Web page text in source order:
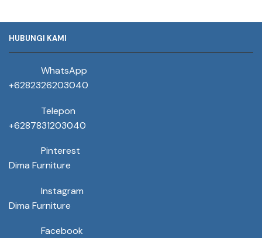
HUBUNGI KAMI
WhatsApp
+6282326203040
Telepon
+6287831203040
Pinterest
Dima Furniture
Instagram
Dima Furniture
Facebook